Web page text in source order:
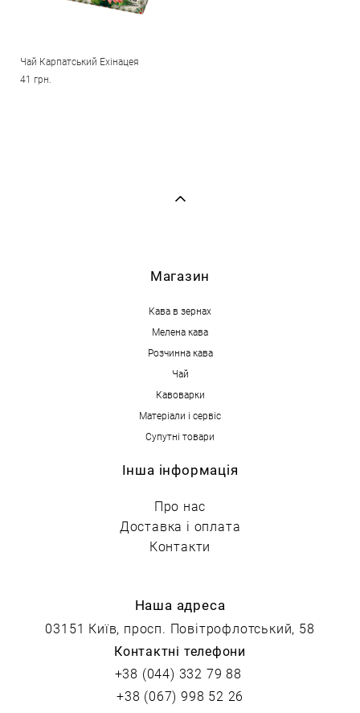
Чай Карпатський Ехінацея
41 грн.
Магазин
Кава в зернах
Мелена кава
Розчинна кава
Чай
Кавоварки
Матеріали і сервіс
Супутні товари
Інша інформація
Про нас
Доставка і оплата
Контакти
Наша адреса
03151 Київ, просп. Повітрофлотський, 58
Контактні телефони
+38 (044) 332 79 88
+38 (067) 998 52 26